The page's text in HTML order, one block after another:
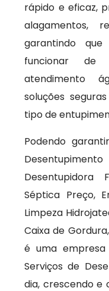
rápido e eficaz,
alagamentos,
garantindo
funcionar de
atendimento
soluções
tipo de
Podendo
Desentupidora
Séptica Preço,
Limpeza
Caixa de
é uma
Serviços de
dia, crescendo e